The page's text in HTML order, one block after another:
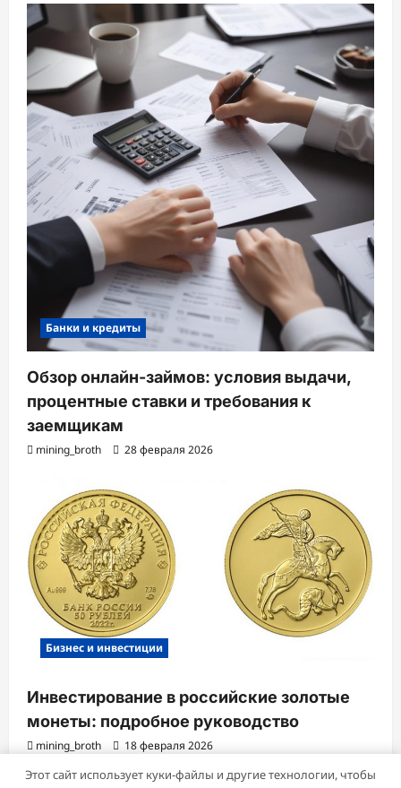
Банки и кредиты
Обзор онлайн-займов: условия выдачи,
процентные ставки и требования к
заемщикам
mining_broth 28 февраля 2026
Бизнес и инвестиции
Инвестирование в российские золотые
монеты: подробное руководство
mining_broth 18 февраля 2026
Этот сайт использует куки-файлы и другие технологии, чтобы